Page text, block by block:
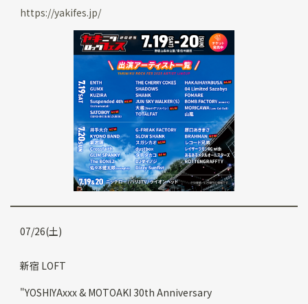
https://yakifes.jp/
07/26(土)
新宿 LOFT
"YOSHIYAxxx & MOTOAKI 30th Anniversary